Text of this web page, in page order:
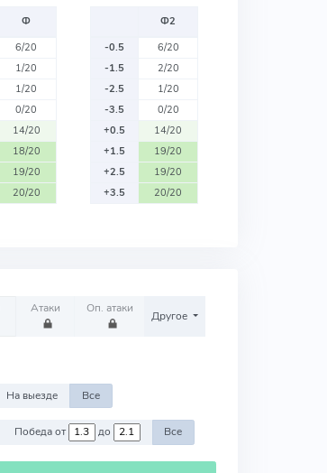
Ф
6/20
1/20
1/20
0/20
14/20
18/20
19/20
20/20
Ф2
-0.5
6/20
-1.5
2/20
-2.5
1/20
-3.5
0/20
+0.5
14/20
+1.5
19/20
+2.5
19/20
+3.5
20/20
Атаки Оп. атаки
Другое
На выезде Все
Победа от до Все